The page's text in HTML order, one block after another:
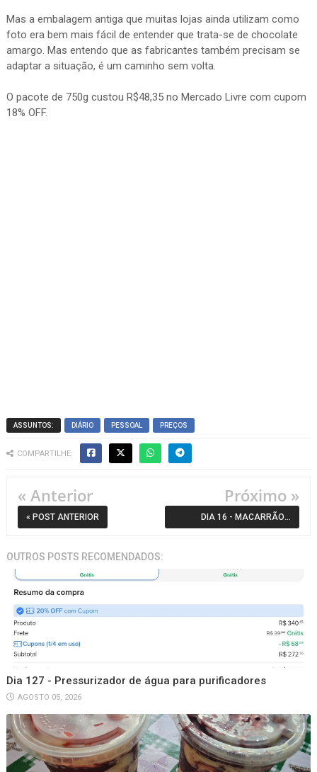
Mas a embalagem antiga que muitas lojas ainda utilizam como
foto era bem mais fácil de entender que trata-se de chocolate
amargo. Mas entendo que as fabricantes também precisam se
adaptar a situação, é um caminho sem volta.
O pacote de 750g custou R$48,35 no Mercado Livre com cupom
18% OFF.
ASSUNTOS: DIÁRIO PESSOAL PREÇOS
COMPARTILHE:
« Anterior
« POST ANTERIOR
Próximo »
DIA 16 - MACARRÃO ×
OUTROS POSTS RECOMENDADOS:
Dia 127 - Pressurizador de água para purificadores
AGOSTO 05, 2026